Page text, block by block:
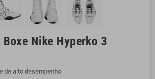
Boxe Nike Hyperko 3
de alto desempenho